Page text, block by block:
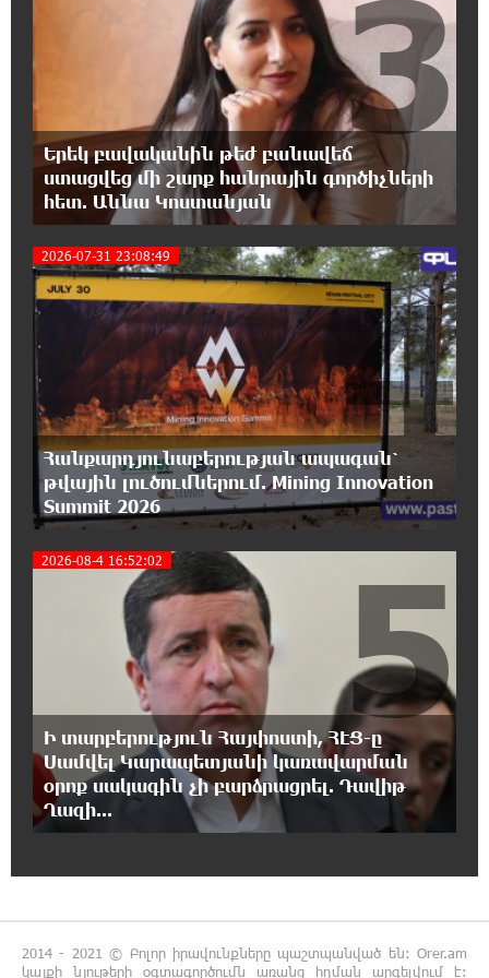
0:20:46 6-08-2026
Իրազեկում․ գործարկվելու է էլեկտրական
0:03:57 6-08-2026
37 թիվն է. վաղը զանգը հնչելու է նույնիսկ
կատակ անողների համար. Մենուա
Սողոմոնյան
23:50:47 5-08-2026
Օգոստոսի 6-ին, 7-ին, 10-ին, 11-ին, 12-ին և
13-ին հարյուրավոր հասցեներում լույս չի
23:31:16 5-08-2026
Ջուր հավաքեք․ բազմաթիվ հասցեներում
ջուր չի լինելու
23:13:33 5-08-2026
Եվրոպայի մայրաքաղաքները գրանցում են
շոգի նոր ռեկորդներ
22:54:16 5-08-2026
Զովունի-Եղվարդ ճանապարհին բախվել են
«Alfa Romeo»-ն և «Opel»-ը. կա վիրավոր
22:44:25 5-08-2026
Անունս տալուց առաջ գոնե լվացվեք․ Էդմոն
Մարուքյան
22:40:10 5-08-2026
Երեկ բավականին թեժ բանավեճ
ստացվեց մի շարք հանրային գործիչների
հետ. Աննա Կոստանյան
3
2026-07-31 23:08:49
Հանքարդյունաբերության ապագան՝
թվային լուծումներում. Mining Innovation
Summit 2026
4
2026-08-4 16:52:02
Ի տարբերություն Հայփոստի, ՀԷՑ-ը
Սամվել Կարապետյանի կառավարման
օրոք սակագին չի բարձրացրել. Դավիթ
Ղազի...
5
2014 - 2021 © Բոլոր իրավունքները պաշտպանված են: Orer.am
կայքի նյութերի օգտագործումն առանց հղման արգելվում է: